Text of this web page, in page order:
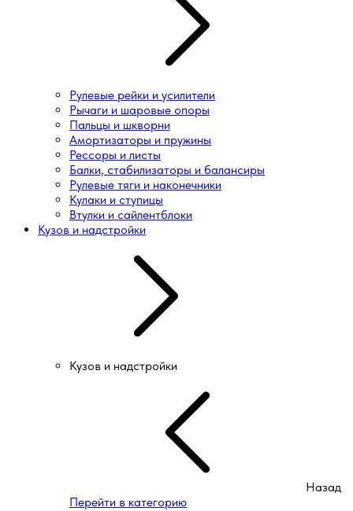
Рулевые рейки и усилители
Рычаги и шаровые опоры
Пальцы и шкворни
Амортизаторы и пружины
Рессоры и листы
Балки, стабилизаторы и балансиры
Рулевые тяги и наконечники
Кулаки и ступицы
Втулки и сайлентблоки
Кузов и надстройки
Кузов и надстройки
Назад
Перейти в категорию